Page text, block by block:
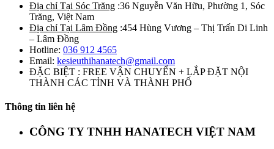
Địa chỉ Tại Sóc Trăng :36 Nguyễn Văn Hữu, Phường 1, Sóc
Trăng, Việt Nam
Địa chỉ Tại Lâm Đồng :454 Hùng Vương – Thị Trấn Di Linh
– Lâm Đồng
Hotline: 036 912 4565
Email: kesieuthihanatech@gmail.com
ĐẶC BIỆT : FREE VẬN CHUYỂN + LẮP ĐẶT NỘI
THÀNH CÁC TỈNH VÀ THÀNH PHỐ
Thông tin liên hệ
CÔNG TY TNHH HANATECH VIỆT NAM